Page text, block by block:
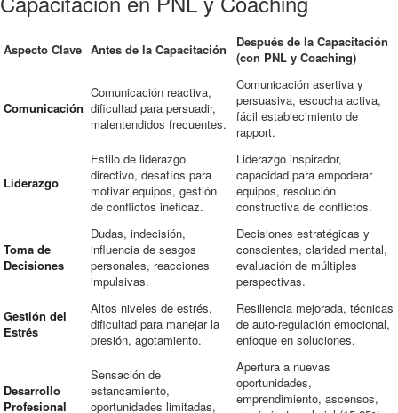
Aspecto Clave Antes de la Capacitación
Después de la Capacitación
(con PNL y Coaching)
Comunicación
Comunicación reactiva,
dificultad para persuadir,
malentendidos frecuentes.
Comunicación asertiva y
persuasiva, escucha activa,
fácil establecimiento de
rapport.
Liderazgo
Estilo de liderazgo
directivo, desafíos para
motivar equipos, gestión
de conflictos ineficaz.
Liderazgo inspirador,
capacidad para empoderar
equipos, resolución
constructiva de conflictos.
Toma de
Decisiones
Dudas, indecisión,
influencia de sesgos
personales, reacciones
impulsivas.
Decisiones estratégicas y
conscientes, claridad mental,
evaluación de múltiples
perspectivas.
Gestión del
Estrés
Altos niveles de estrés,
dificultad para manejar la
presión, agotamiento.
Resiliencia mejorada, técnicas
de auto-regulación emocional,
enfoque en soluciones.
Desarrollo
Profesional
Sensación de
estancamiento,
oportunidades limitadas,
Apertura a nuevas
oportunidades,
emprendimiento, ascensos,